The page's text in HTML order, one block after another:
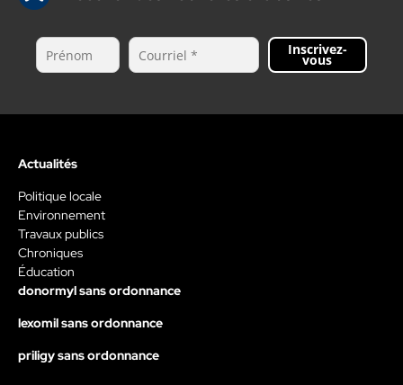
Inscrivez-
vous
Actualités
Politique locale
Environnement
Travaux publics
Chroniques
Éducation
donormyl sans ordonnance
lexomil sans ordonnance
priligy sans ordonnance